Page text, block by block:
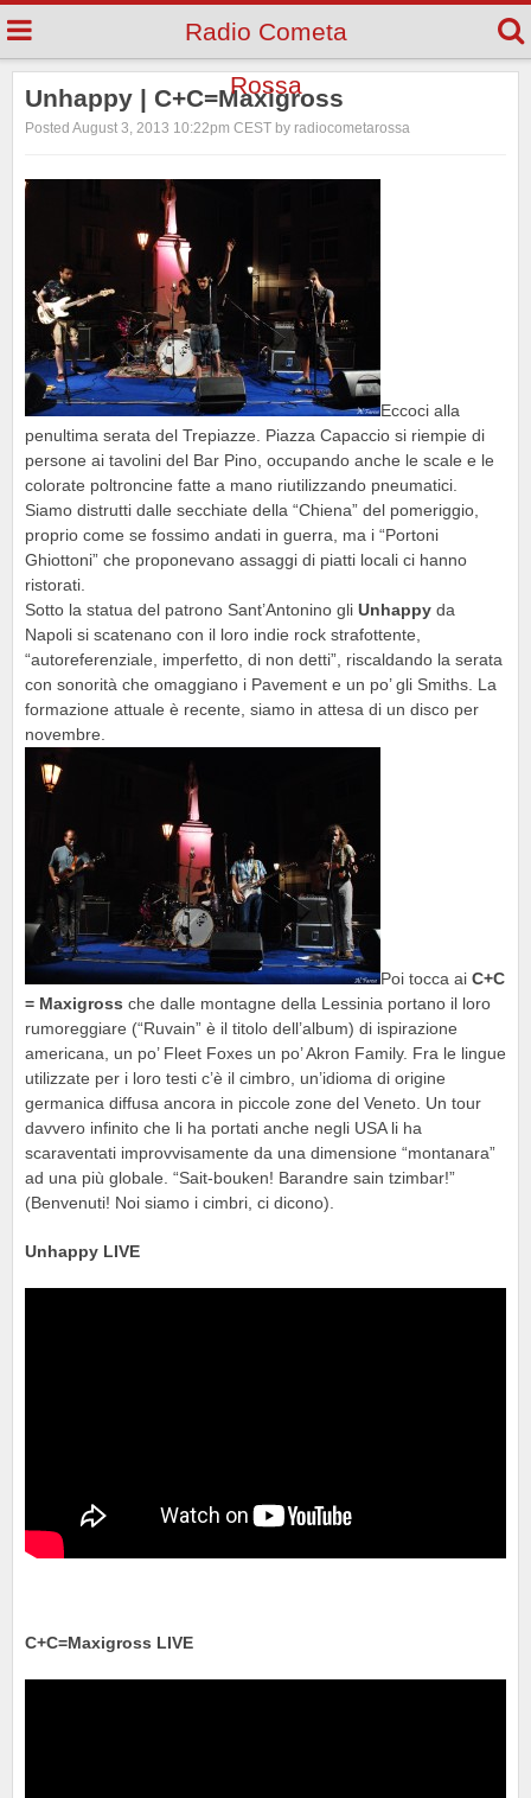
Radio Cometa
Rossa
Unhappy | C+C=Maxigross
Posted August 3, 2013 10:22pm CEST by radiocometarossa
Eccoci alla
penultima serata del Trepiazze. Piazza Capaccio si riempie di
persone ai tavolini del Bar Pino, occupando anche le scale e le
colorate poltroncine fatte a mano riutilizzando pneumatici.
Siamo distrutti dalle secchiate della “Chiena” del pomeriggio,
proprio come se fossimo andati in guerra, ma i “Portoni
Ghiottoni” che proponevano assaggi di piatti locali ci hanno
ristorati.
Sotto la statua del patrono Sant’Antonino gli Unhappy da
Napoli si scatenano con il loro indie rock strafottente,
“autoreferenziale, imperfetto, di non detti”, riscaldando la serata
con sonorità che omaggiano i Pavement e un po’ gli Smiths. La
formazione attuale è recente, siamo in attesa di un disco per
novembre.
Poi tocca ai C+C
= Maxigross che dalle montagne della Lessinia portano il loro
rumoreggiare (“Ruvain” è il titolo dell’album) di ispirazione
americana, un po’ Fleet Foxes un po’ Akron Family. Fra le lingue
utilizzate per i loro testi c’è il cimbro, un’idioma di origine
germanica diffusa ancora in piccole zone del Veneto. Un tour
davvero infinito che li ha portati anche negli USA li ha
scaraventati improvvisamente da una dimensione “montanara”
ad una più globale. “Sait-bouken! Barandre sain tzimbar!”
(Benvenuti! Noi siamo i cimbri, ci dicono).
Unhappy LIVE
C+C=Maxigross LIVE